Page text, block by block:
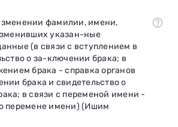
фамилии, имени,
указан-ные
(в связи с вступлением в
о за-ключении брака; в
брака - справка органов
брака и свидетельство о
в связи с переменой имени -
перемене имени) (Ишим